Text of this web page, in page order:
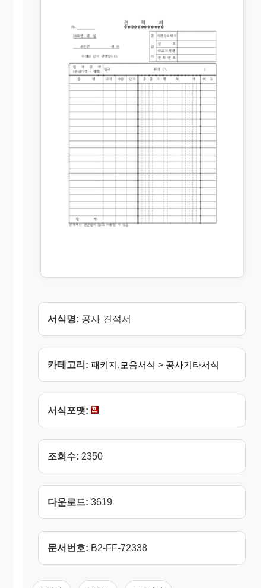
서식명: 공사 견적서
카테고리: 패키지.모음서식 > 공사기타서식
서식포맷:
조회수: 2350
다운로드: 3619
문서번호: B2-FF-72338